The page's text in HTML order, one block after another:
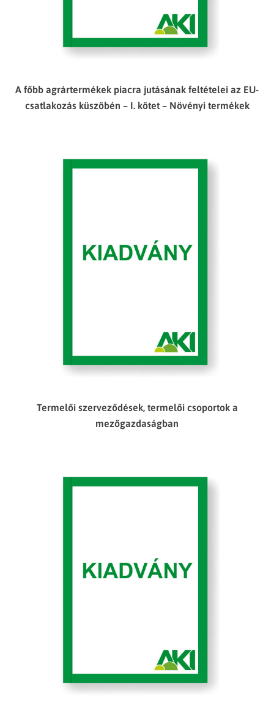
A főbb agrártermékek piacra jutásának feltételei az EU-
csatlakozás küszöbén – I. kötet – Növényi termékek
Termelői szerveződések, termelői csoportok a
mezőgazdaságban